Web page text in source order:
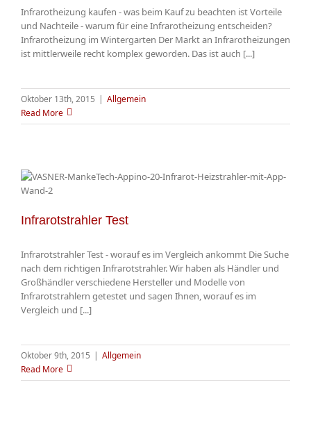
Infrarotheizung kaufen - was beim Kauf zu beachten ist Vorteile
und Nachteile - warum für eine Infrarotheizung entscheiden?
Infrarotheizung im Wintergarten Der Markt an Infrarotheizungen
ist mittlerweile recht komplex geworden. Das ist auch [...]
Oktober 13th, 2015 | Allgemein
Read More
Infrarotstrahler Test
Infrarotstrahler Test - worauf es im Vergleich ankommt Die Suche
nach dem richtigen Infrarotstrahler. Wir haben als Händler und
Großhändler verschiedene Hersteller und Modelle von
Infrarotstrahlern getestet und sagen Ihnen, worauf es im
Vergleich und [...]
Oktober 9th, 2015 | Allgemein
Read More